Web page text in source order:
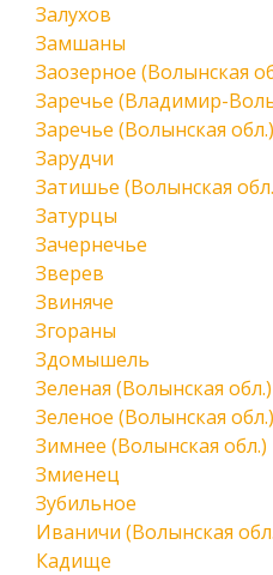
Залухов
Замшаны
Заозерное (Волынская
Заречье (Владимир-
Заречье (Волынская обл.)
Зарудчи
Затишье (Волынская
Затурцы
Зачернечье
Зверев
Звиняче
Згораны
Здомышель
Зеленая (Волынская обл.)
Зеленое (Волынская обл.)
Зимнее (Волынская обл.)
Змиенец
Зубильное
Иваничи (Волынская
Кадище